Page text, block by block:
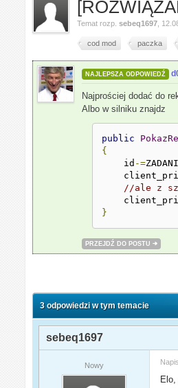
Temat rozp.sebeq1697
cod mod paczka
NAJLEPSZA ODPOWIEDŹ
Najprościej dodać do
Albo w silniku znajdz
public
{
id -=
//ale z
}
PRZEJDŹ DO POSTU
3 odpowiedzi w tym temacie
sebeq1697
Nowy